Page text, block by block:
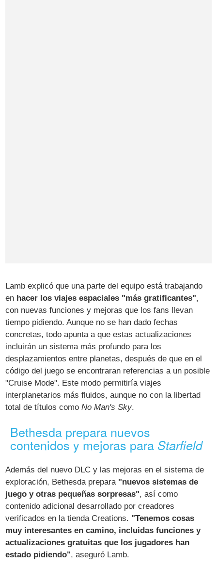
Lamb explicó que una parte del equipo está trabajando
en hacer los viajes espaciales "más gratificantes",
con nuevas funciones y mejoras que los fans llevan
tiempo pidiendo. Aunque no se han dado fechas
concretas, todo apunta a que estas actualizaciones
incluirán un sistema más profundo para los
desplazamientos entre planetas, después de que en el
código del juego se encontraran referencias a un posible
"Cruise Mode". Este modo permitiría viajes
interplanetarios más fluidos, aunque no con la libertad
total de títulos comoNo Man's Sky.
Bethesda prepara nuevos
contenidos y mejoras para Starfield
Además del nuevo DLC y las mejoras en el sistema de
exploración, Bethesda prepara "nuevos sistemas de
juego y otras pequeñas sorpresas", así como
contenido adicional desarrollado por creadores
verificados en la tienda Creations. "Tenemos cosas
muy interesantes en camino, incluidas funciones y
actualizaciones gratuitas que los jugadores han
estado pidiendo", aseguró Lamb.